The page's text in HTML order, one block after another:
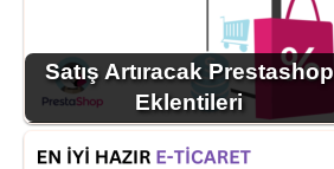
Satış Artıracak Prestashop
Eklentileri